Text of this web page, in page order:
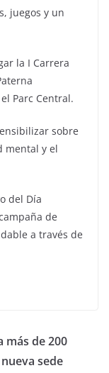
juegos y un
la I Carrera
Parc Central.
sobre
mental y el
del Día
de
a través de
más de 200
sede